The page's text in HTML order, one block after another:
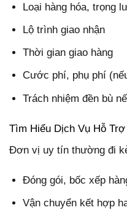
Loại hàng hóa, trọng
Lộ trình giao nhận
Thời gian giao hàng
Cước phí, phụ phí
Trách nhiệm đền bù
Tìm Hiểu Dịch Vụ Hỗ
Đơn vị uy tín thường đi
Đóng gói, bốc xếp
Vận chuyển kết hợp